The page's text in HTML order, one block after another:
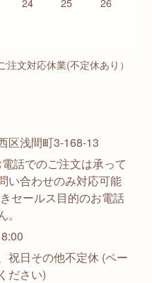
注文対応休業(不定休あり）
区浅間町3-168-13
話でのご注文は承って
い合わせのみ対応可能
セールス目的のお電話
祝日その他不定休 (ペー
ださい)